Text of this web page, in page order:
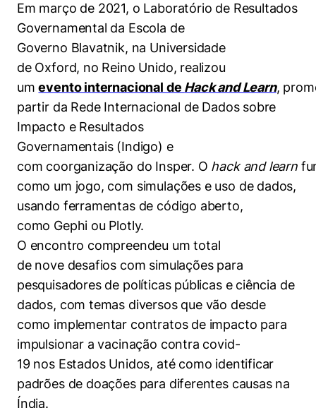
Engenharia Mecânica
Engenharia Mecatrônica
Direito
Economia
Finanças
Políticas Públicas
Sustentabilidade
Tecnologia e Dados
Portal da Privacidade
Em março de 2021, o Laboratório de Resultados
Governamental da Escola de
Governo Blavatnik, na Universidade
de Oxford, no Reino Unido, realizou
umevento internacional de Hack and Learn,
partir da Rede Internacional de Dados sobre
Impacto e Resultados
Governamentais (Indigo) e
com coorganização do Insper. O hack and learn
como um jogo, com simulações e uso de dados,
usando ferramentas de código aberto,
como Gephi ou Plotly.
O encontro compreendeu um total
de nove desafios com simulações para
pesquisadores de políticas públicas e ciência de
dados, com temas diversos que vão desde
como implementar contratos de impacto para
impulsionar a vacinação contra covid-
19 nos Estados Unidos, até como identificar
padrões de doações para diferentes causas na
Índia.